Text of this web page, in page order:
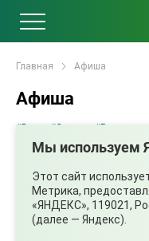
Главная Афиша
Афиша
#Все #Спорт
Мы используем
Этот сайт
Метрика,
«ЯНДЕКС», 119021,
(далее — Яндекс).